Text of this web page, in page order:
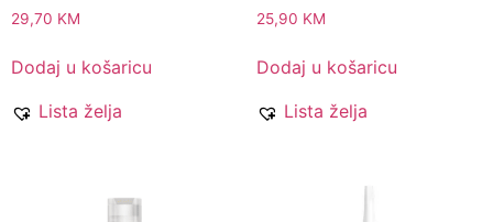
29,70 KM
Dodaj u košaricu
Lista želja
25,90 KM
Dodaj u košaricu
Lista želja